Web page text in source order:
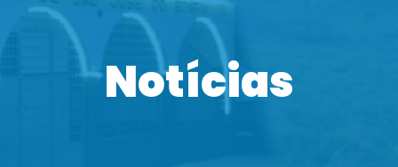
Notícias